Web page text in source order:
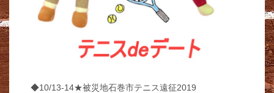
◆10/13-14★被災地石巻市テニス遠征2019